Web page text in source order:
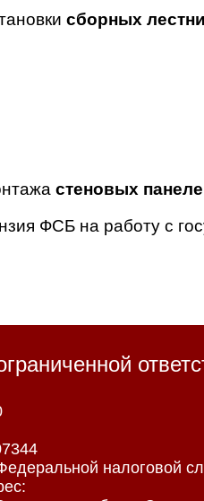
сборных
стеновых
ФСБ на работу с
налоговой